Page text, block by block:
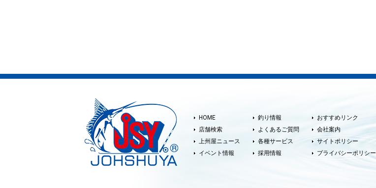
HOME
店舗検索
上州屋ニュース
イベント情報
釣り情報
よくあるご質問
各種サービス
採用情報
おすすめリンク
会社案内
サイトポリシー
プライバシーポリシー